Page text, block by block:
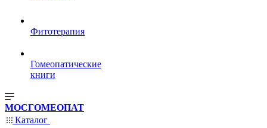
Фитотерапия
Гомеопатические
книги
МОСГОМЕОПАТ
Каталог